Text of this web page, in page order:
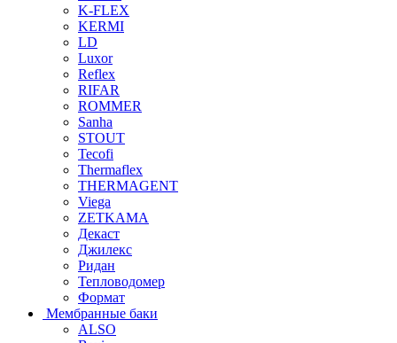
K-FLEX
KERMI
LD
Luxor
Reflex
RIFAR
ROMMER
Sanha
STOUT
Tecofi
Thermaflex
THERMAGENT
Viega
ZETKAMA
Декаст
Джилекс
Ридан
Тепловодомер
Формат
Мембранные баки
ALSO